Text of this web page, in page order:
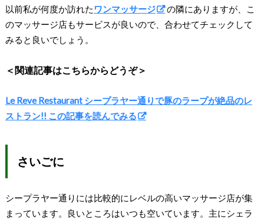
以前私が何度か訪れた ワンマッサージ
の隣にありますが、こ
のマッサージ店もサービスが良いので、合わせてチェックして
みると良いでしょう。
＜関連記事はこちらからどうぞ＞
Le Reve Restaurant シープラヤー通りで豚のラープが絶品のレ
ストラン!! この記事を読んでみる
さいごに
シープラヤー通りには比較的にレベルの高いマッサージ店が集
まっています。良いところはいつも空いています。主にシェラ